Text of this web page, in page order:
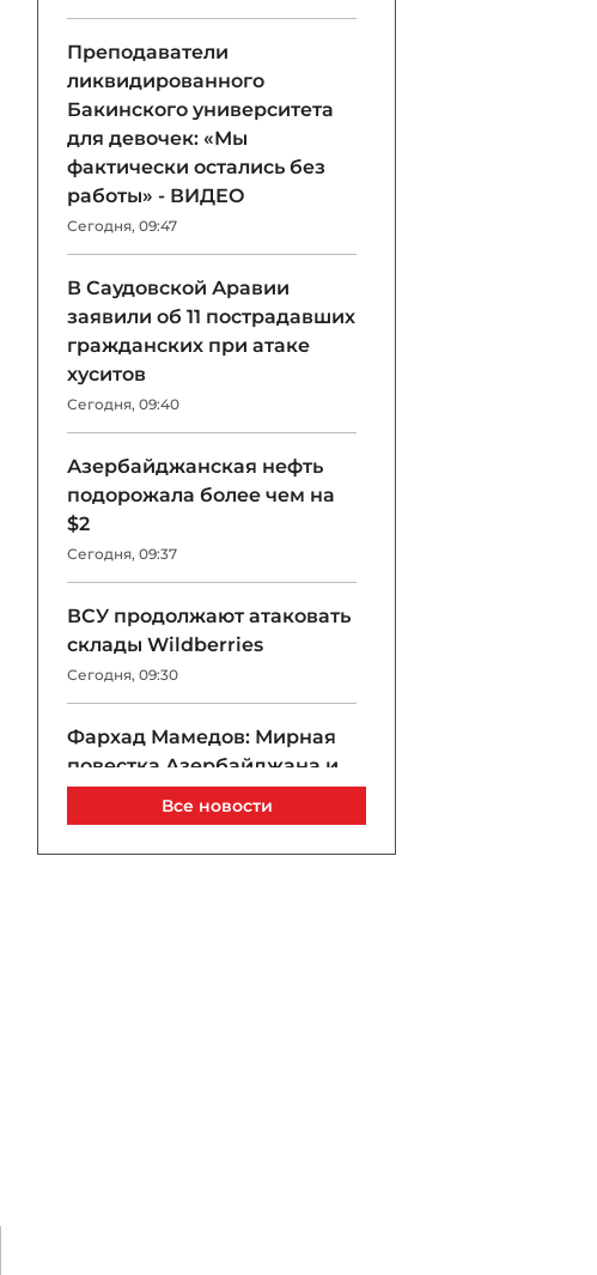
Преподаватели
ликвидированного
Бакинского университета
для девочек: «Мы
фактически остались без
работы» - ВИДЕО
Сегодня, 09:47
В Саудовской Аравии
заявили об 11 пострадавших
гражданских при атаке
хуситов
Сегодня, 09:40
Азербайджанская нефть
подорожала более чем на
$2
Сегодня, 09:37
ВСУ продолжают атаковать
склады Wildberries
Сегодня, 09:30
Фархад Мамедов: Мирная
повестка Азербайджана и
Армении закладывает
основы трансформации
опций региона
Все новости